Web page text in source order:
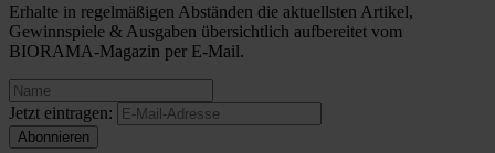
Erhalte in regelmäßigen Abständen die aktuellsten Artikel,
Gewinnspiele & Ausgaben übersichtlich aufbereitet vom
BIORAMA-Magazin per E-Mail.
Jetzt eintragen: